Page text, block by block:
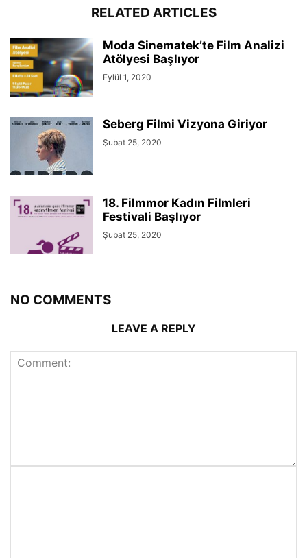
RELATED ARTICLES
Moda Sinematek’te Film Analizi
Atölyesi Başlıyor
Eylül 1, 2020
Seberg Filmi Vizyona Giriyor
Şubat 25, 2020
18. Filmmor Kadın Filmleri
Festivali Başlıyor
Şubat 25, 2020
NO COMMENTS
LEAVE A REPLY